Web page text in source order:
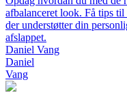
afbalanceret look. Få tips
der understøtter din
afslappet.
Daniel Vang
Daniel
Vang